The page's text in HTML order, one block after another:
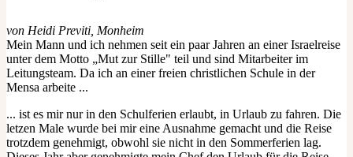
von Heidi Previti, Monheim
Mein Mann und ich nehmen seit ein paar Jahren an einer Israelreise
unter dem Motto „Mut zur Stille" teil und sind Mitarbeiter im
Leitungsteam. Da ich an einer freien christlichen Schule in der
Mensa arbeite ...
... ist es mir nur in den Schulferien erlaubt, in Urlaub zu fahren. Die
letzen Male wurde bei mir eine Ausnahme gemacht und die Reise
trotzdem genehmigt, obwohl sie nicht in den Sommerferien lag.